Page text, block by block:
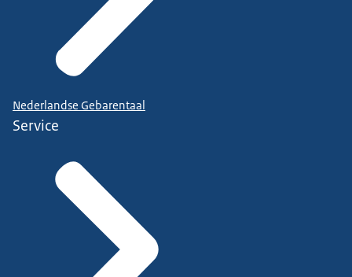
Nederlandse Gebarentaal
Service